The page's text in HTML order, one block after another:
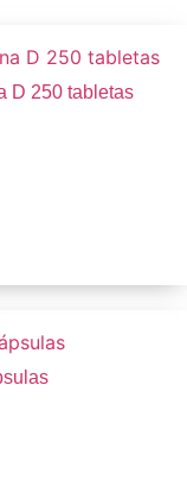
D 250 tabletas